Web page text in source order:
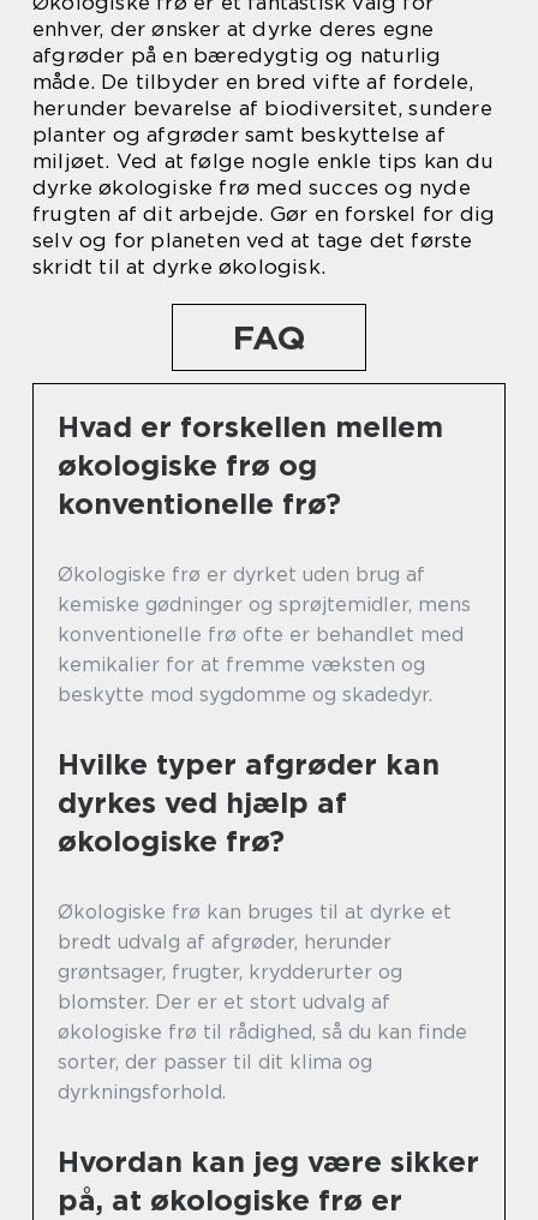
enhver, der ønsker at dyrke deres egne
afgrøder på en bæredygtig og naturlig
måde. De tilbyder en bred vifte af fordele,
herunder bevarelse af biodiversitet, sundere
planter og afgrøder samt beskyttelse af
miljøet. Ved at følge nogle enkle tips kan du
dyrke økologiske frø med succes og nyde
frugten af dit arbejde. Gør en forskel for dig
selv og for planeten ved at tage det første
skridt til at dyrke økologisk.
FAQ
Hvad er forskellen mellem
økologiske frø og
konventionelle frø?
Økologiske frø er dyrket uden brug af
kemiske gødninger og sprøjtemidler, mens
konventionelle frø ofte er behandlet med
kemikalier for at fremme væksten og
beskytte mod sygdomme og skadedyr.
Hvilke typer afgrøder kan
dyrkes ved hjælp af
økologiske frø?
Økologiske frø kan bruges til at dyrke et
bredt udvalg af afgrøder, herunder
grøntsager, frugter, krydderurter og
blomster. Der er et stort udvalg af
økologiske frø til rådighed, så du kan finde
sorter, der passer til dit klima og
dyrkningsforhold.
Hvordan kan jeg være sikker
på, at økologiske frø er